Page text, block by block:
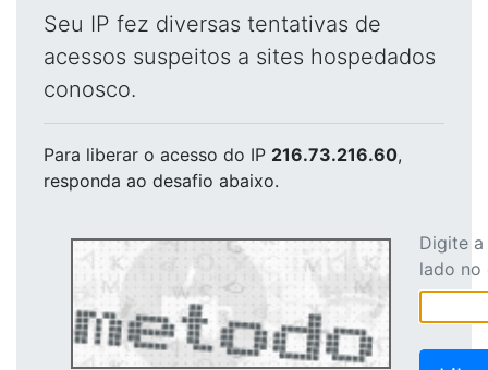
Seu IP fez diversas tentativas de
acessos suspeitos a sites hospedados
conosco.
Para liberar o acesso do IP 216.73.216.60,
responda ao desafio abaixo.
Digite
lado no